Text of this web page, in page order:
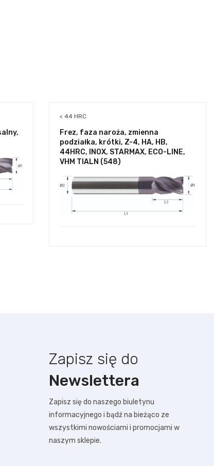
< 44 HRC
Frez, faza naroża, zmienna
podziałka, krótki, Z-4, HA, HB,
44HRC, INOX, STARMAX, ECO-LINE,
VHM TIALN (548)
Zapisz się do
Newslettera
Zapisz się do naszego biuletynu
informacyjnego i bądź na bieżąco ze
wszystkimi nowościami i promocjami w
naszym sklepie.